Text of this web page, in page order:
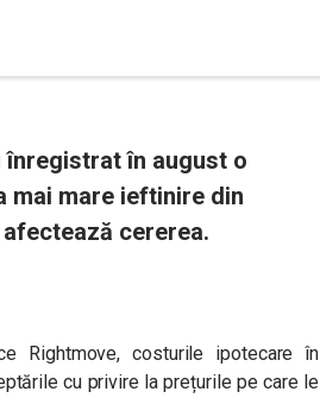
în august o
mai mare ieftinire din
cererea.
Rightmove, costurile ipotecare în
cu privire la prețurile pe care le